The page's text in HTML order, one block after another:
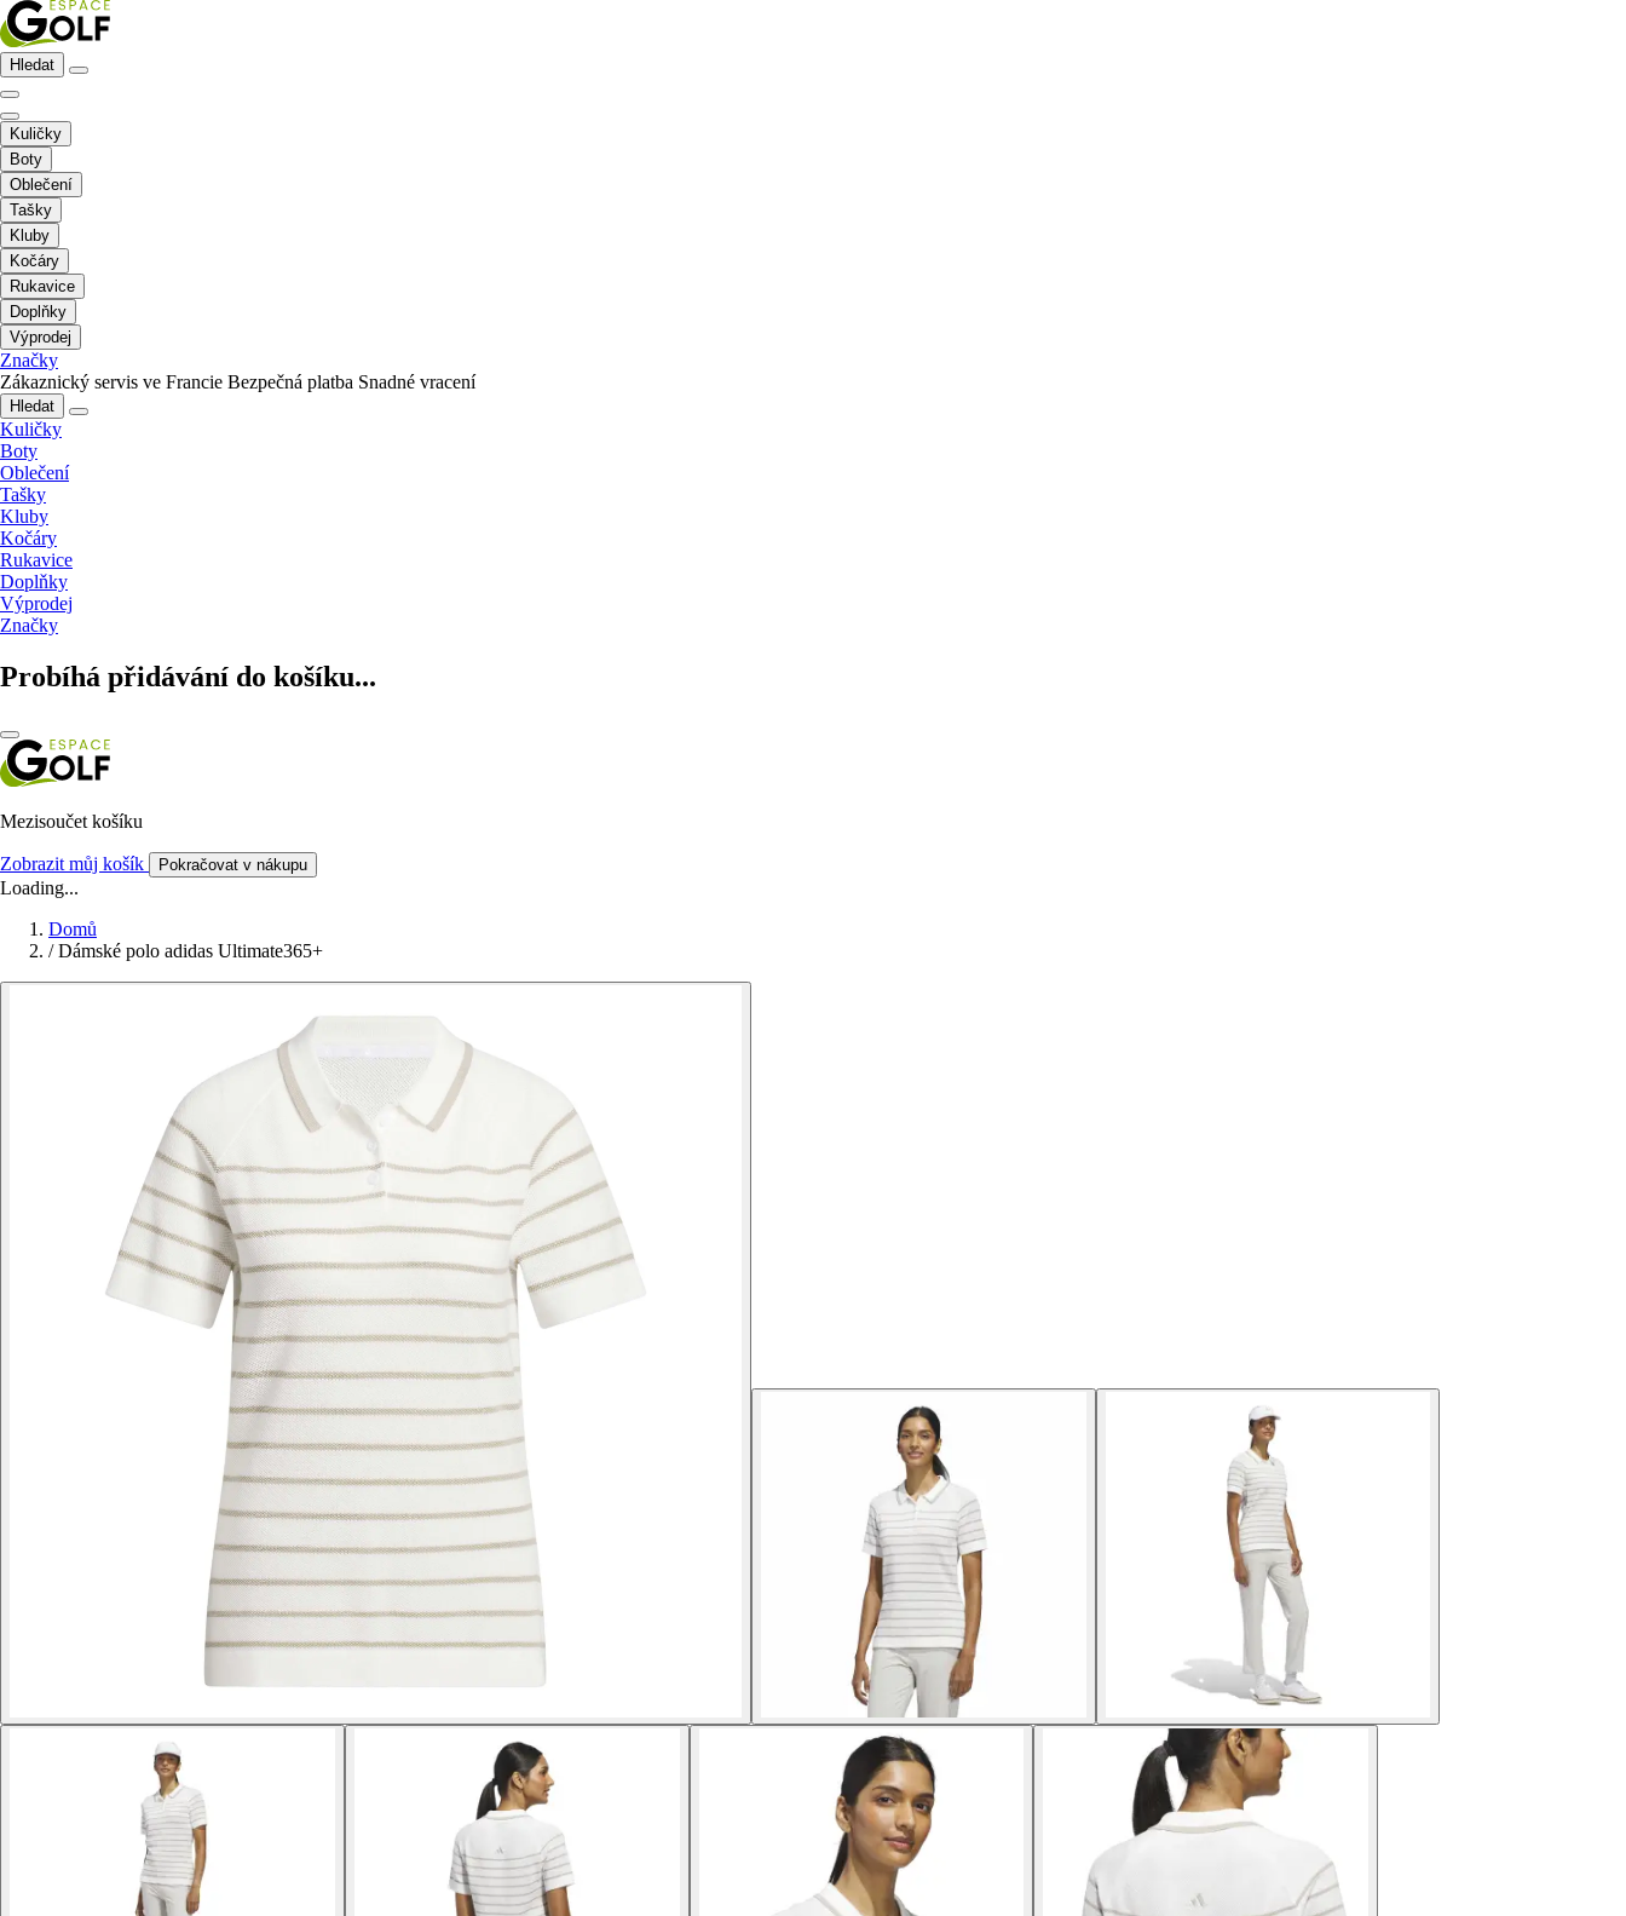
Hledat
Kuličky
Boty
Oblečení
Tašky
Kluby
Kočáry
Rukavice
Doplňky
Výprodej
Značky
Zákaznický servis ve Francie Bezpečná platba Snadné vracení
Hledat
Kuličky
Boty
Oblečení
Tašky
Kluby
Kočáry
Rukavice
Doplňky
Výprodej
Značky
Probíhá přidávání do košíku...
Mezisoučet košíku
Zobrazit můj košík Pokračovat v nákupu
Loading...
Domů
/ Dámské polo adidas Ultimate365+